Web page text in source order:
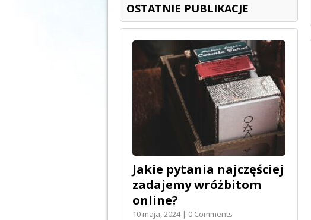
OSTATNIE PUBLIKACJE
Jakie pytania najczęściej
zadajemy wróżbitom
online?
10 maja, 2024 | 0 Comments